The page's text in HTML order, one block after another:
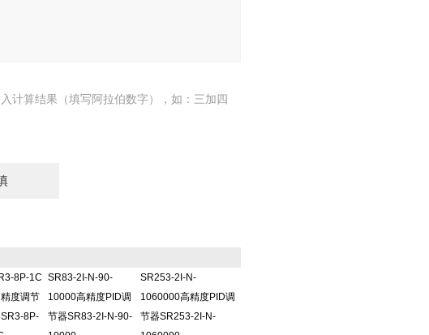
计算结果（填写阿拉伯数字），如：三加四
8P-1C
度调节
8P-
SR83-2I-N-90-
10000高精度PID调
节器SR83-2I-N-90-
SR253-2I-N-
1060000高精度PID调
节器SR253-2I-N-